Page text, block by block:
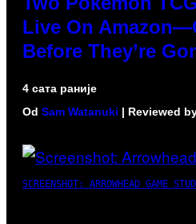
Live On
Before They’re
4 сата раније
Od Sam Watanuki | Reviewed
SCREENSHOT: ARROWHEAD GAME